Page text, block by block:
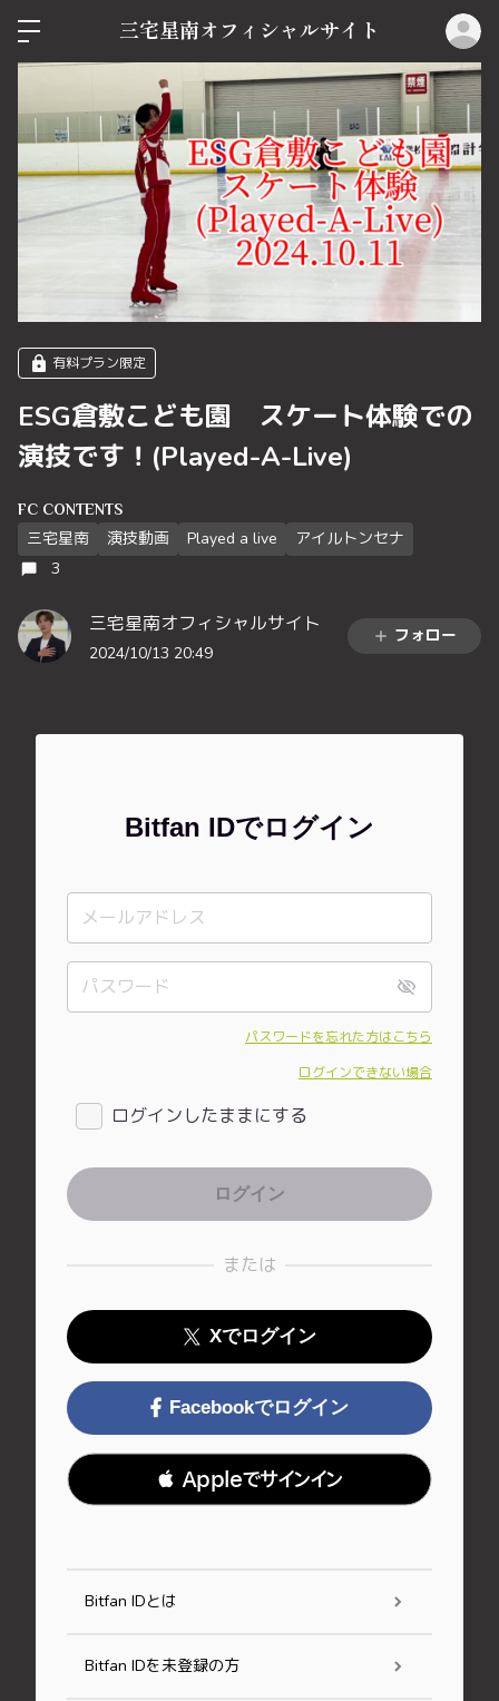
三宅星南オフィシャルサイト
有料プラン限定
ESG倉敷こども園 スケート体験での
演技です！(Played-A-Live)
FC CONTENTS
三宅星南 演技動画 Played a live
アイルトンセナ
3
三宅星南オフィシャルサイト
2024/10/13 20:49
フォロー
Bitfan IDでログイン
パスワードを忘れた方はこちら
ログインできない場合
ログインしたままにする
または
Xでログイン
Facebookでログイン
 Appleでサインイン
Bitfan IDとは
Bitfan IDを未登録の方